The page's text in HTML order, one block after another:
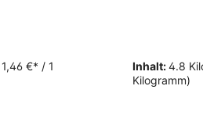
€* / 1
Inhalt:4.8
Kilogramm)